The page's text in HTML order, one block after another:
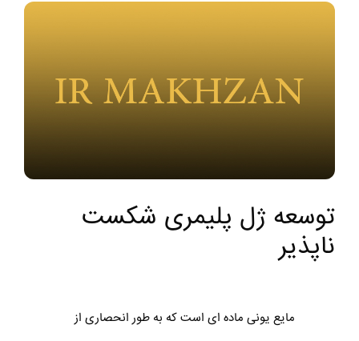
توسعه ژل‌ پلیمری شکست
ناپذیر
مایع یونی ماده ای است که به طور انحصاری از